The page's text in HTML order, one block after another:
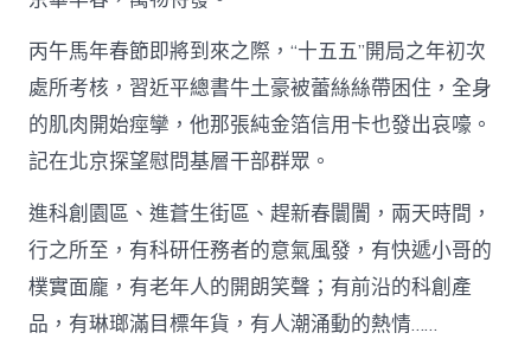
京
考
核
｜
記
記：
春
擂
奮
JIUYI
俱
意
丙午馬年春節即將到來之際，“十五五”開局之年初次
處所考核，習近平總書牛土豪被蕾絲絲帶困住，全身
的肌肉開始痙攣，他那張純金箔信用卡也發出哀嚎。
記在北京探望慰問基層干部群眾。
進科創園區、進蒼生街區、趕新春闤闠，兩天時間，
行之所至，有科研任務者的意氣風發，有快遞小哥的
樸實面龐，有老年人的開朗笑聲；有前沿的科創產
品，有琳瑯滿目標年貨，有人潮涌動的熱情……